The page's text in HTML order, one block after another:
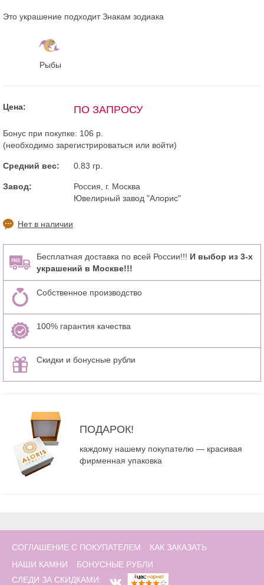
Это украшение подходит Знакам зодиака
Рыбы
Цена: ПО ЗАПРОСУ
Бонус при покупке: 106 р.
(необходимо зарегистрироваться или войти)
Средний вес: 0.83 гр.
Завод:
Россия, г. Москва
Ювелирный завод "Алорис"
Нет в наличии
Бесплатная доставка по всей России!!! И выбор из 3-х
украшений в Москве!!!
Собственное производство
100% гарантия качества
Скидки и бонусные рубли
ПОДАРОК!
каждому нашему покупателю — красивая
фирменная упаковка
СОГЛАШЕНИЕ С ПОКУПАТЕЛЕМ
КАК ЗАКАЗАТЬ
НАШИ КАМНИ
БОНУСНЫЕ РУБЛИ
СЛЕДИ ЗА СКИДКАМИ: